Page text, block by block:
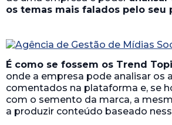
os temas mais falados pelo seu
É como se fossem os Trend
onde a empresa pode analisar os
comentados na plataforma e, se
com o semento da marca, a
a produzir conteúdo baseado